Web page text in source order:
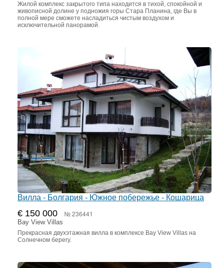
Жилой комплекс закрытого типа находится в тихой, спокойной и
живописной долине у подножия горы Стара Планина, где Вы в
полной мере сможете насладиться чистым воздухом и
исключительной панорамой.
Вилла - Болгария - Южное побережье - Кошарица
€ 150 000 № 236441
Bay View Villas
Прекрасная двухэтажная вилла в комплексе Bay View Villas на
Солнечном берегу.